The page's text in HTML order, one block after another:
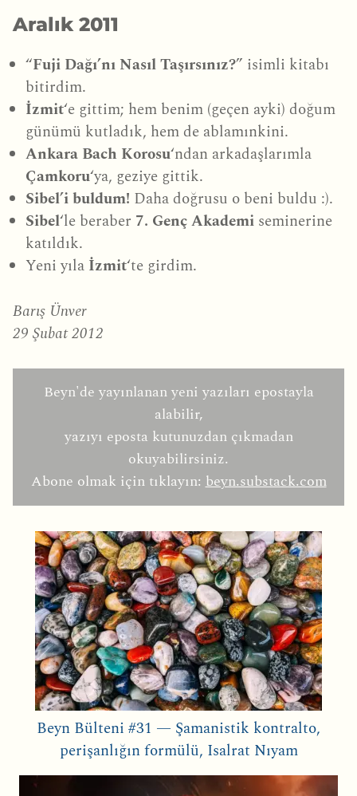
Aralık 2011
“Fuji Dağı’nı Nasıl Taşırsınız?” isimli kitabı
bitirdim.
İzmit‘e gittim; hem benim (geçen ayki) doğum
günümü kutladık, hem de ablamınkini.
Ankara Bach Korosu‘ndan arkadaşlarımla
Çamkoru‘ya, geziye gittik.
Sibel’i buldum! Daha doğrusu o beni buldu :).
Sibel‘le beraber 7. Genç Akademi seminerine
katıldık.
Yeni yıla İzmit‘te girdim.
Barış Ünver
29 Şubat 2012
Beyn'de yayınlanan yeni yazıları epostayla
alabilir,
yazıyı eposta kutunuzdan çıkmadan
okuyabilirsiniz.
Abone olmak için tıklayın:beyn.substack.com
Beyn Bülteni #31 — Şamanistik kontralto,
perişanlığın formülü, Isalrat Nıyam